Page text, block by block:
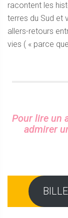
racontent les
terres du Sud et
allers-retours
vies ( « parce
Sidebar
Pour lire un
admirer